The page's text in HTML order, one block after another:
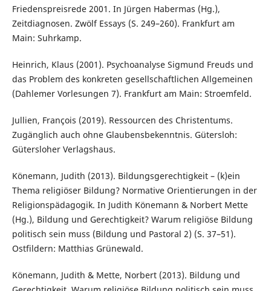
Friedenspreisrede 2001. In Jürgen Habermas (Hg.),
Zeitdiagnosen. Zwölf Essays (S. 249–260). Frankfurt am
Main: Suhrkamp.
Heinrich, Klaus (2001). Psychoanalyse Sigmund Freuds und
das Problem des konkreten gesellschaftlichen Allgemeinen
(Dahlemer Vorlesungen 7). Frankfurt am Main: Stroemfeld.
Jullien, François (2019). Ressourcen des Christentums.
Zugänglich auch ohne Glaubensbekenntnis. Gütersloh:
Gütersloher Verlagshaus.
Könemann, Judith (2013). Bildungsgerechtigkeit – (k)ein
Thema religiöser Bildung? Normative Orientierungen in der
Religionspädagogik. In Judith Könemann & Norbert Mette
(Hg.), Bildung und Gerechtigkeit? Warum religiöse Bildung
politisch sein muss (Bildung und Pastoral 2) (S. 37–51).
Ostfildern: Matthias Grünewald.
Könemann, Judith & Mette, Norbert (2013). Bildung und